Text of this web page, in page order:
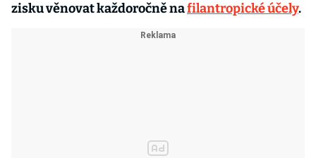
zisku věnovat každoročně nafilantropické účely.